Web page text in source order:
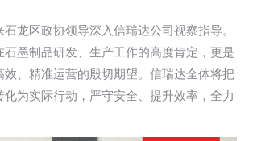
龙区政协领导深入信瑞达公司视察指导。
石墨制品研发、生产工作的高度肯定，更是
效、精准运营的殷切期望。信瑞达全体将把
为实际行动，严守安全、提升效率，全力